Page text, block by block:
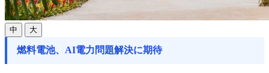
中 大
燃料電池、AI電力問題解決に期待